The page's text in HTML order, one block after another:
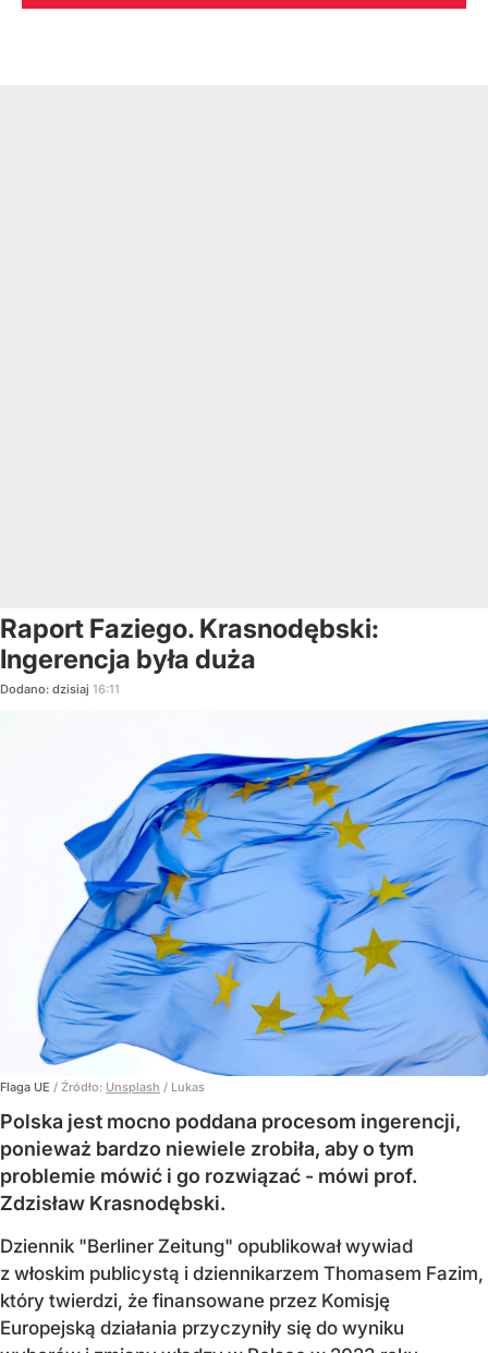
Raport Faziego. Krasnodębski:
Ingerencja była duża
Dodano: dzisiaj 16:11
Flaga UE / Źródło: Unsplash / Lukas
Polska jest mocno poddana procesom ingerencji,
ponieważ bardzo niewiele zrobiła, aby o tym
problemie mówić i go rozwiązać - mówi prof.
Zdzisław Krasnodębski.
Dziennik "Berliner Zeitung" opublikował wywiad
z włoskim publicystą i dziennikarzem Thomasem Fazim,
który twierdzi, że finansowane przez Komisję
Europejską działania przyczyniły się do wyniku